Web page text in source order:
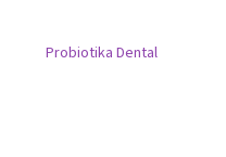
Probiotika Dental